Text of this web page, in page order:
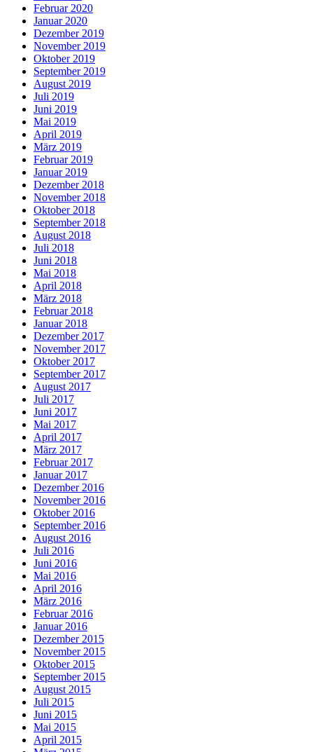
Februar 2020
Januar 2020
Dezember 2019
November 2019
Oktober 2019
September 2019
August 2019
Juli 2019
Juni 2019
Mai 2019
April 2019
März 2019
Februar 2019
Januar 2019
Dezember 2018
November 2018
Oktober 2018
September 2018
August 2018
Juli 2018
Juni 2018
Mai 2018
April 2018
März 2018
Februar 2018
Januar 2018
Dezember 2017
November 2017
Oktober 2017
September 2017
August 2017
Juli 2017
Juni 2017
Mai 2017
April 2017
März 2017
Februar 2017
Januar 2017
Dezember 2016
November 2016
Oktober 2016
September 2016
August 2016
Juli 2016
Juni 2016
Mai 2016
April 2016
März 2016
Februar 2016
Januar 2016
Dezember 2015
November 2015
Oktober 2015
September 2015
August 2015
Juli 2015
Juni 2015
Mai 2015
April 2015